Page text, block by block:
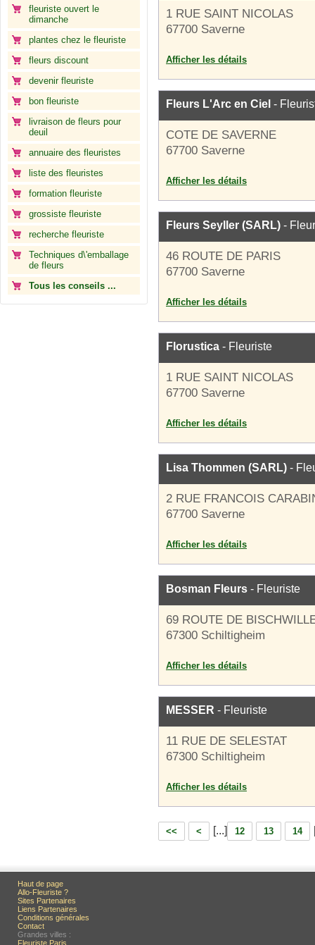
fleuriste ouvert le
dimanche
plantes chez le fleuriste
fleurs discount
devenir fleuriste
bon fleuriste
livraison de fleurs pour
deuil
annuaire des fleuristes
liste des fleuristes
formation fleuriste
grossiste fleuriste
recherche fleuriste
Techniques d\'emballage
de fleurs
Tous les conseils ...
1 RUE SAINT NICOLAS
67700 Saverne
Afficher les détails
Fleurs L'Arc en Ciel -
COTE DE SAVERNE
67700 Saverne
Afficher les détails
Fleurs Seyller (SARL) -
46 ROUTE DE PARIS
67700 Saverne
Afficher les détails
Florustica - Fleuriste
1 RUE SAINT NICOLAS
67700 Saverne
Afficher les détails
Lisa Thommen (SARL) -
2 RUE FRANCOIS
67700 Saverne
Afficher les détails
Bosman Fleurs - Fleuriste
69 ROUTE DE
67300 Schiltigheim
Afficher les détails
MESSER - Fleuriste
11 RUE DE SELESTAT
67300 Schiltigheim
Afficher les détails
<< < [...] 12 13 14
Haut de page
Allo-Fleuriste ?
Sites Partenaires
Liens Partenaires
Conditions générales
Contact
Grandes villes :
Fleuriste Paris